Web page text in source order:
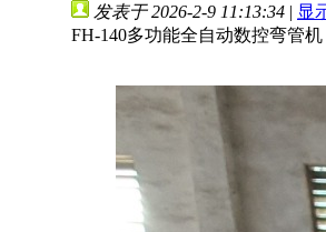
发表于 2026-2-9 11:13:34 | 显
FH-140多功能全自动数控弯管